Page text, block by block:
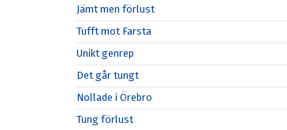
Jämt men förlust
Tufft mot Farsta
Unikt genrep
Det går tungt
Nollade i Örebro
Tung förlust